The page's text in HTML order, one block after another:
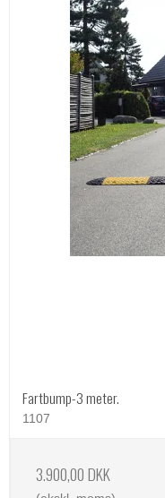
Fartbump-3 meter.
1107
3.900,00 DKK